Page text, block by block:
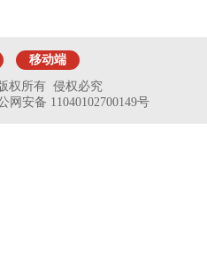
移动端
权所有 侵权必究
安备 11040102700149号